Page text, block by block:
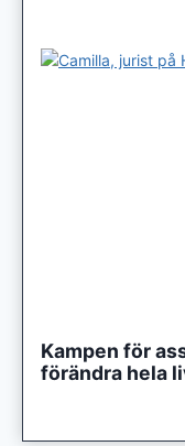
Kampen för
förändra hela